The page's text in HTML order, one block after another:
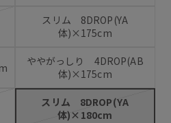
スリム 8DROP(YA
体)×175cm
ややがっしり 4DROP(AB
体)×175cm
スリム 8DROP(YA
体)×180cm